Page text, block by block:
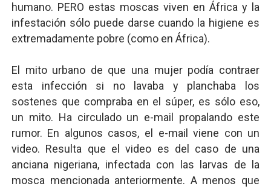
humano. PERO estas moscas viven en África y la
infestación sólo puede darse cuando la higiene es
extremadamente pobre (como en África).
El mito urbano de que una mujer podía contraer
esta infección si no lavaba y planchaba los
sostenes que compraba en el súper, es sólo eso,
un mito. Ha circulado un e-mail propalando este
rumor. En algunos casos, el e-mail viene con un
video. Resulta que el video es del caso de una
anciana nigeriana, infectada con las larvas de la
mosca mencionada anteriormente. A menos que